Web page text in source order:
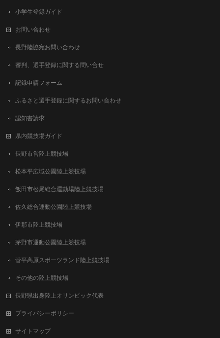
小学生登録ガイド
お問い合わせ
長野陸協宛お問い合わせ
審判、選手登録に関する問い合せ
記録申請フォーム
ふるさと選手登録に関するお問い合わせ
認知書請求
県内競技場ガイド
長野市営陸上競技場
松本平広域公園陸上競技場
飯田市松尾総合運動場陸上競技場
佐久総合運動公園陸上競技場
伊那市陸上競技場
茅野市運動公園陸上競技場
菅平高原スポーツランド陸上競技場
その他の陸上競技場
長野県出身陸上オリンピック代表
プライバシーポリシー
サイトマップ